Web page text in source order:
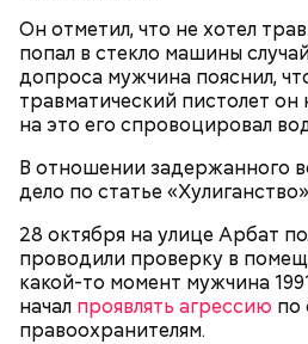
Он отметил, что не хотел
попал в стекло машины
допроса мужчина пояснил,
травматический пистолет он
на это его спровоцировал
В отношении задержанного
дело по статье
28 октября на улице Арбат
проводили проверку в
какой-то момент мужчина
начал проявлять агрессию по
правоохранителям.
— Погодные условия уже
поэтому перемещение на
транспорте рискованно и
говоритсяв сообщении
По данным следствия, в
женщина на раннем сроке
родила мальчика массой
версии ведомства,
его убить.